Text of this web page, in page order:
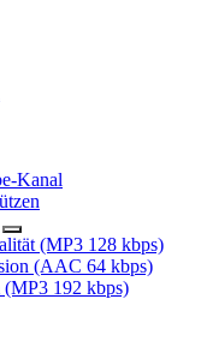
Kanal
(MP3 128 kbps)
(AAC 64 kbps)
192 kbps)